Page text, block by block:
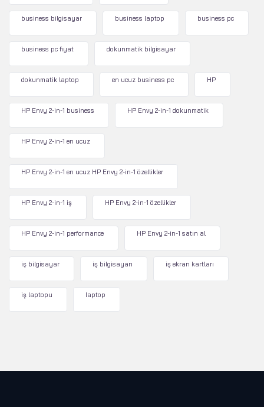
business bilgisayar business laptop business pc
business pc fiyat dokunmatik bilgisayar
dokunmatik laptop en ucuz business pc HP
HP Envy 2-in-1 business HP Envy 2-in-1 dokunmatik
HP Envy 2-in-1 en ucuz
HP Envy 2-in-1 en ucuz HP Envy 2-in-1 özellikler
HP Envy 2-in-1 iş HP Envy 2-in-1 özellikler
HP Envy 2-in-1 performance HP Envy 2-in-1 satın al
iş bilgisayar iş bilgisayarı iş ekran kartları
iş laptopu laptop